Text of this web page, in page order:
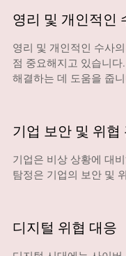
영리 및 개인적인
영리 및 개인적인 수사
점 중요해지고 있습니
해결하는 데 도움을 줍
기업 보안 및 위협
기업은 비상 상황에 대
탐정은 기업의 보안 및
디지털 위협 대응